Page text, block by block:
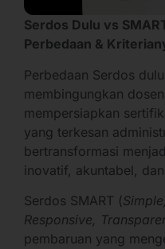
Serdos Dulu vs
Perbedaan &
Perbedaan Serdos
membingungkan
mempersiapkan
yang terkesan
bertransformasi
inovatif, akuntabel,
Serdos SMART (
Responsive,
pembaruan yang